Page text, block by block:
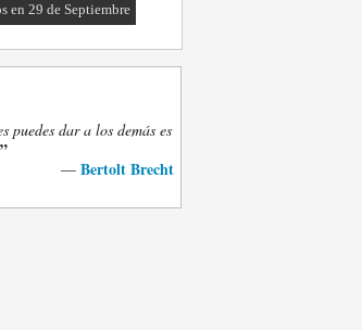
en 29 de Septiembre
puedes dar a los demás es
”
— Bertolt Brecht